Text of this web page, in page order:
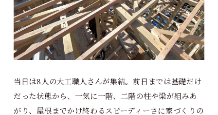
当日は8人の大工職人さんが集結。前日までは基礎だけ
だった状態から、一気に一階、二階の柱や梁が組みあ
がり、屋根までかけ終わるスピーディーさに家づくりの